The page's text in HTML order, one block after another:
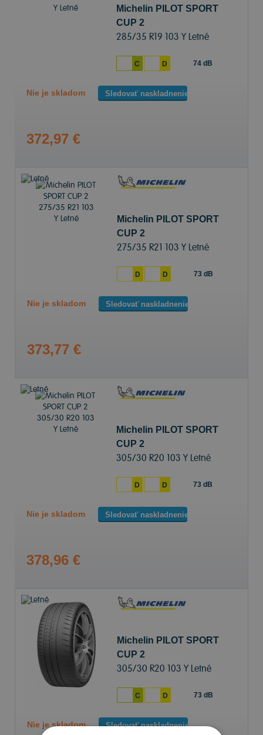
Michelin PILOT SPORT
CUP 2
285/35 R19 103 Y Letné
C D 74 dB
Nie je skladom Sledovať naskladnenie
372,97 €
Michelin PILOT SPORT
CUP 2
275/35 R21 103 Y Letné
D D 73 dB
Nie je skladom Sledovať naskladnenie
373,77 €
Michelin PILOT SPORT
CUP 2
305/30 R20 103 Y Letné
D D 73 dB
Nie je skladom Sledovať naskladnenie
378,96 €
Michelin PILOT SPORT
CUP 2
305/30 R20 103 Y Letné
C D 73 dB
Nie je skladom Sledovať naskladnenie